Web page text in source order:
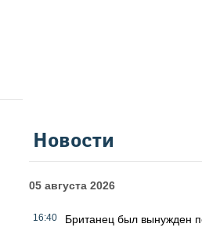
Новости
05 августа 2026
16:40
Британец был вынужден